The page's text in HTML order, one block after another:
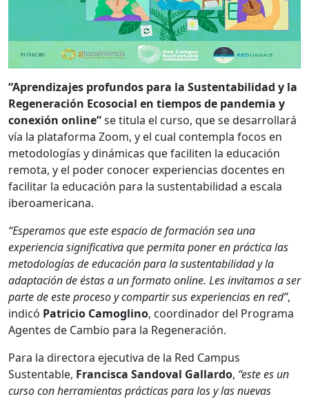
“Aprendizajes profundos para la Sustentabilidad y la
Regeneración Ecosocial en tiempos de pandemia y
conexión online”se titula el curso, que se desarrollará
vía la plataforma Zoom, y el cual contempla focos en
metodologías y dinámicas que faciliten la educación
remota, y el poder conocer experiencias docentes en
facilitar la educación para la sustentabilidad a escala
iberoamericana.
“Esperamos que este espacio de formación sea una
experiencia significativa que permita poner en práctica las
metodologías de educación para la sustentabilidad y la
adaptación de éstas a un formato online. Les invitamos a ser
parte de este proceso y compartir sus experiencias en red”,
indicó Patricio Camoglino, coordinador del Programa
Agentes de Cambio para la Regeneración.
Para la directora ejecutiva de la Red Campus
Sustentable, Francisca Sandoval Gallardo, “este es un
curso con herramientas prácticas para los y las nuevas